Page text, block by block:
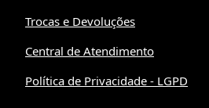
Trocas e Devoluções
Central de Atendimento
Política de Privacidade - LGPD